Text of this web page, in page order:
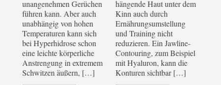
unangenehmen Gerüchen
führen kann. Aber auch
unabhängig von hohen
Temperaturen kann sich
bei Hyperhidrose schon
eine leichte körperliche
Anstrengung in extremem
Schwitzen äußern, […]
hängende Haut unter dem
Kinn auch durch
Ernährungsumstellung
und Training nicht
reduzieren. Ein Jawline-
Contouring, zum Beispiel
mit Hyaluron, kann die
Konturen sichtbar […]